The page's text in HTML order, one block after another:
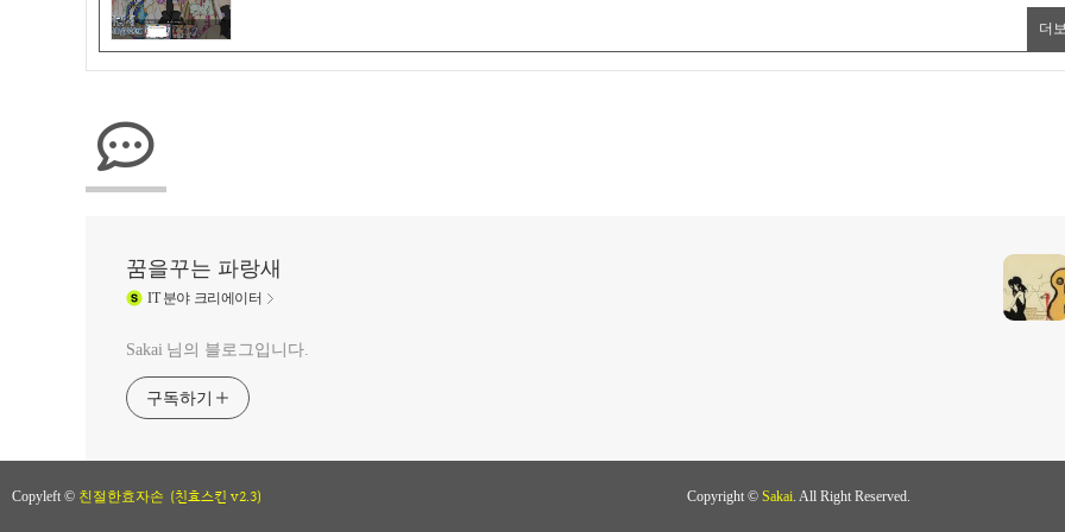
더
꿈을꾸는 파랑새
IT분야 크리에이터
Sakai 님의 블로그입니다.
구독하기
Copyright © Sakai . All Right Reserved.
Copyleft © 친절한효자손 (친효스킨 v2.3)